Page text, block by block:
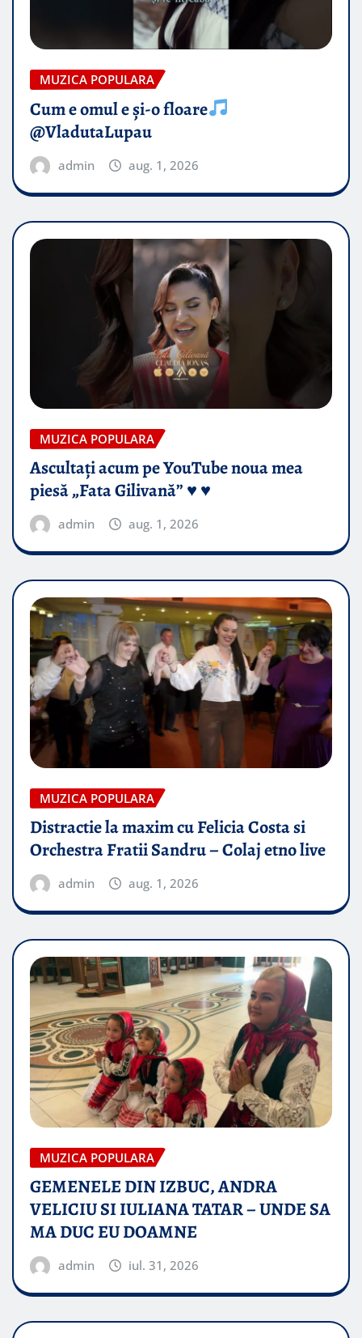
MUZICA POPULARA
Cum e omul e și-o floare
@VladutaLupau
admin aug. 1, 2026
MUZICA POPULARA
Ascultați acum pe YouTube noua mea
piesă „Fata Gilivană” ♥️ ♥️
admin aug. 1, 2026
MUZICA POPULARA
Distractie la maxim cu Felicia Costa si
Orchestra Fratii Sandru – Colaj etno live
admin aug. 1, 2026
MUZICA POPULARA
GEMENELE DIN IZBUC, ANDRA
VELICIU SI IULIANA TATAR – UNDE SA
MA DUC EU DOAMNE
admin iul. 31, 2026